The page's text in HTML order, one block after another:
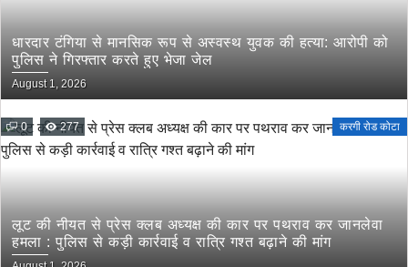
धारदार टंगिया से मानसिक रूप से अस्वस्थ युवक की हत्या: आरोपी को
पुलिस ने गिरफ्तार करते हुए भेजा जेल
August 1, 2026
0 277 करगी रोड कोटा
लूट की नीयत से प्रेस क्लब अध्यक्ष की कार पर पथराव कर जानलेवा
हमला : पुलिस से कड़ी कार्रवाई व रात्रि गश्त बढ़ाने की मांग